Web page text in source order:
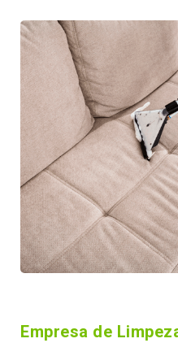
Empresa de